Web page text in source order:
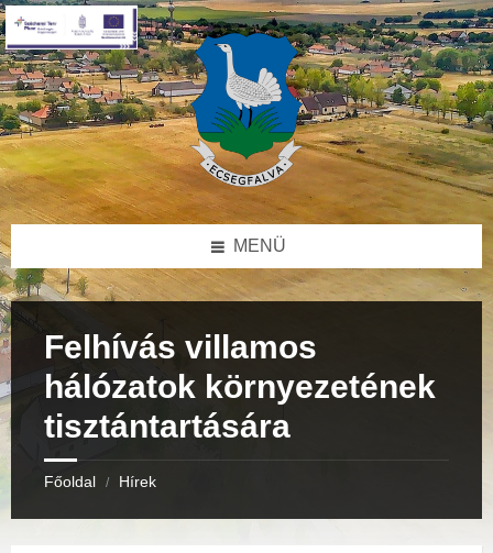
Skip
to
content
Skip
to
right
sidebar
Skip
to
footer
MENÜ
Felhívás villamos
hálózatok környezetének
tisztántartására
Főoldal / Hírek